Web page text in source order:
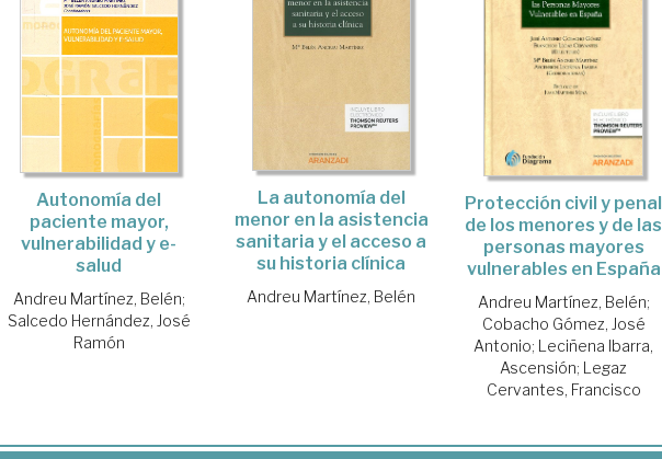
Autonomía del
paciente mayor,
vulnerabilidad y e-
salud
Andreu Martínez, Belén;
Salcedo Hernández, José
Ramón
La autonomía del
menor en la asistencia
sanitaria y el acceso a
su historia clínica
Andreu Martínez, Belén
Protección civil y penal
de los menores y de las
personas mayores
vulnerables en España
Andreu Martínez, Belén;
Cobacho Gómez, José
Antonio; Leciñena Ibarra,
Ascensión; Legaz
Cervantes, Francisco